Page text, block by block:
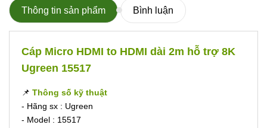
Thông tin sản phẩm Bình luận
Cáp Micro HDMI to HDMI dài 2m hỗ trợ 8K
Ugreen 15517
📌 Thông số kỹ thuật
- Hãng sx : Ugreen
- Model : 15517